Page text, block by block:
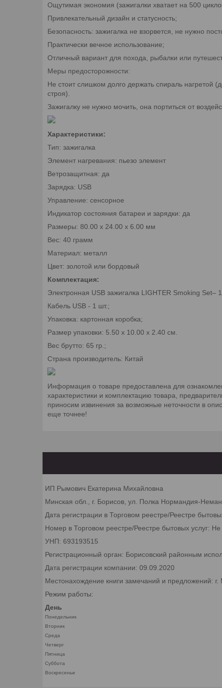
Ощутимая экономия (зажигалки хватает на 500
Привлекательный дизайн и статусность;
Безопасность: зажигалка не взорвется, не нужно
Практически вечное использование;
Отличный вариант для похода, рыбалки или
Меры предосторожности:
Не стоит слишком долго держать спираль нагретой
строя).
Зажигалку не нужно мочить, она портиться от
Характеристики:
Тип: зажигалка
Элемент нагревания: пьезо элемент
Ветрозащитная: да
Зарядка: USB
Управление: сенсорное
Индикатор состояния батареи и зарядки: да
Размеры: 80.00 х 24.00 х 6.00 мм
Вес: 40 грамм
Материал: металл
Цвет: золотой или бордовый
Комплектация:
Электронная USB зажигалка LIGHTER Smoking Set–
Кабель USB - 1 шт.;
Упаковка: картонная коробка;
Размер упаковки: 5.50 х 10.00 х 2.40 см.
Вес брутто: 65 гр.;
Страна производитель: Китай
Информация о товаре предоставлена для
характеристики и комплектацию товара,
приносим извинения за возможные неточности в
еще точнее!
ИП Рымович Екатерина Михайловна
Минская обл., г. Борисов, ул. Полка Нормандия-Неман
Дата регистрации в Торговом реестре/Реестре
Номер в Торговом реестре/Реестре бытовых услуг:
УНП: 693193515
Регистрационный орган: Борисовский районным
Дата регистрации компании: 09.09.2020
Местонахождение книги замечаний и предложений: г.
Режим работы:
День
Понедельник
Вторник
Среда
Четверг
Пятница
Суббота
Воскресенье